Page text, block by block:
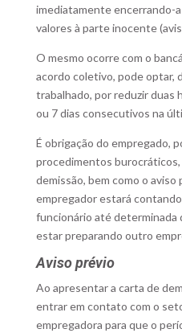
imediatamente encerrando-
valores à parte inocente
O mesmo ocorre com o
acordo coletivo, pode optar,
trabalhado, por reduzir duas
ou 7 dias consecutivos na
É obrigação do empregado,
procedimentos
demissão, bem como o aviso
empregador estará
funcionário até determinada
estar preparando outro
Aviso prévio
Ao apresentar a carta de
entrar em contato com o
empregadora para que o